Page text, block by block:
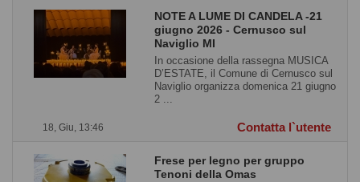
18, Giu, 13:46
NOTE A LUME DI CANDELA -21
giugno 2026 - Cernusco sul
Naviglio MI
In occasione della rassegna MUSICA
D’ESTATE, il Comune di Cernusco sul
Naviglio organizza domenica 21 giugno
2 ...
Contatta l`utente
Frese per legno per gruppo
Tenoni della Omas